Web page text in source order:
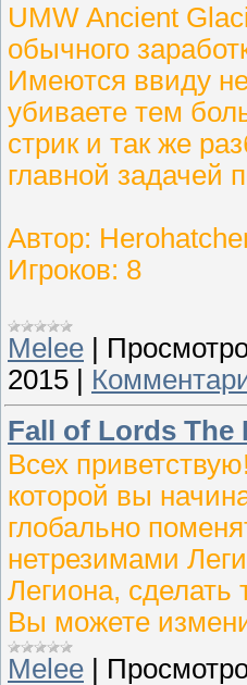
UMW Ancient
обычного
Имеются ввиду
убиваете тем
стрик и так же
главной задачей
Автор:
Игроков: 8
Melee |
2015 |
Fall of Lords The
Всех
которой вы
глобально
нетрезимами
Легиона,
Вы можете
Melee